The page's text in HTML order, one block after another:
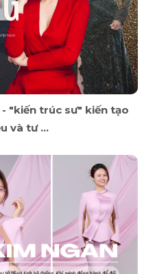
- "kiến trúc sư" kiến tạo
và tư ...